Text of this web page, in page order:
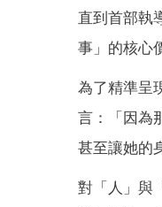
直到首部執
事」的核心
為了精準呈
言：「因為
甚至讓她的
對「人」與